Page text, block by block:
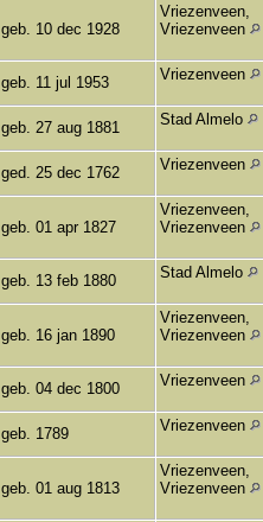
geb. 10 dec 1928
Vriezenveen,
Vriezenveen
geb. 11 jul 1953 Vriezenveen
geb. 27 aug 1881 Stad Almelo
ged. 25 dec 1762 Vriezenveen
geb. 01 apr 1827
Vriezenveen,
Vriezenveen
geb. 13 feb 1880 Stad Almelo
geb. 16 jan 1890
Vriezenveen,
Vriezenveen
geb. 04 dec 1800 Vriezenveen
geb. 1789 Vriezenveen
geb. 01 aug 1813
Vriezenveen,
Vriezenveen